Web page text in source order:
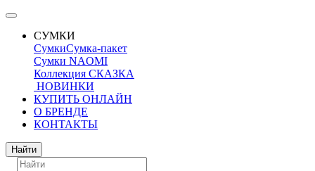
СУМКИ
СумкиСумка-пакет
Сумки NAOMI
Коллекция СКАЗКА
НОВИНКИ
КУПИТЬ ОНЛАЙН
О БРЕНДЕ
КОНТАКТЫ
Поиск
Найти